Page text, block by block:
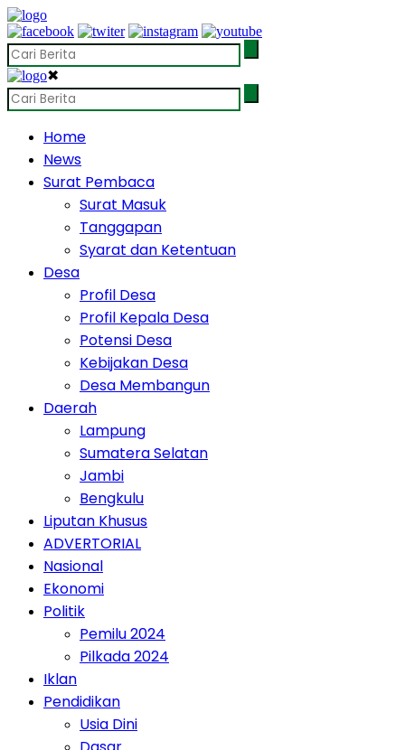
✖
Home
News
Surat Pembaca
Surat Masuk
Tanggapan
Syarat dan Ketentuan
Desa
Profil Desa
Profil Kepala Desa
Potensi Desa
Kebijakan Desa
Desa Membangun
Daerah
Lampung
Sumatera Selatan
Jambi
Bengkulu
Liputan Khusus
ADVERTORIAL
Nasional
Ekonomi
Politik
Pemilu 2024
Pilkada 2024
Iklan
Pendidikan
Usia Dini